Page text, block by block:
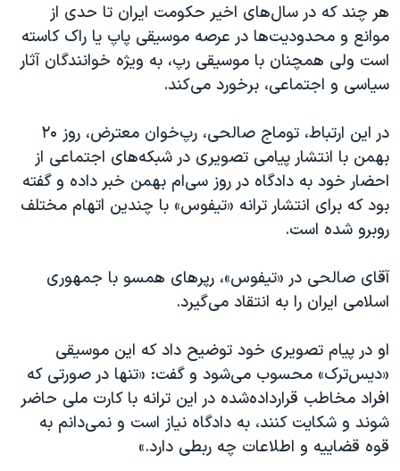
هر چند که در سال‌های اخیر حکومت ایران تا حدی از
موانع و محدودیت‌ها در عرصه موسیقی پاپ یا راک کاسته
است ولی همچنان با موسیقی رپ، به ویژه خوانندگان آثار
سیاسی و اجتماعی، برخورد می‌کند.
در این ارتباط، توماج صالحی، رپ‌خوان‌ معترض، روز ۲۰
بهمن با انتشار پیامی تصویری در شبکه‌های اجتماعی از
احضار خود به دادگاه در روز سی‌ام بهمن خبر داده و گفته
بود که برای انتشار ترانه «تیفوس» با چندین اتهام مختلف
روبرو شده است.
آقای صالحی در «تیفوس»، رپرهای همسو با جمهوری
اسلامی ایران را به انتقاد می‌گیرد.
او در پیام تصویری خود توضیح داد که این موسیقی
«دیس‌ترک» محسوب می‌شود و گفت: «تنها در صورتی که
افراد مخاطب قرارداده‌شده در این ترانه با کارت ملی حاضر
شوند و شکایت کنند، به دادگاه نیاز است و نمی‌دانم به
قوه قضاییه و اطلاعات چه ربطی دارد.»